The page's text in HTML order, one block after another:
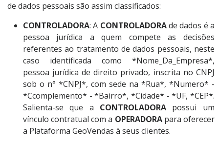
de dados pessoais são assim classificados:
CONTROLADORA: A CONTROLADORAde dados é a
pessoa jurídica a quem compete as decisões
referentes ao tratamento de dados pessoais, neste
caso identificada como *Nome_Da_Empresa*,
pessoa jurídica de direito privado, inscrita no CNPJ
sob o n° *CNPJ*, com sede na *Rua*, *Numero* -
*Ccomplemento* - *Bairro*, *Cidade* - *UF, *CEP*.
Salienta-se que a CONTROLADORA possui um
vínculo contratual com a OPERADORApara oferecer
a Plataforma GeoVendas à seus clientes.